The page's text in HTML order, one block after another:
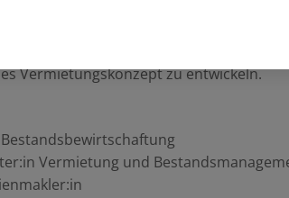
typische Fehler bei der
Vermietungskonzept zu entwickeln.
Vermietung und